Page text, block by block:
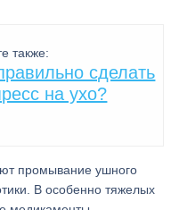
также:
сделать
на ухо?
промывание ушного
В особенно тяжелых